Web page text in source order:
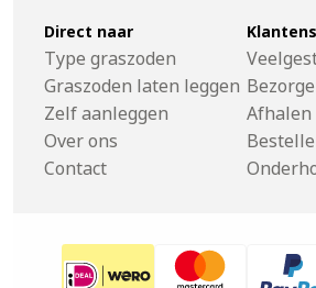
Direct naar
Type graszoden
Graszoden laten leggen
Zelf aanleggen
Over ons
Contact
Afhalen